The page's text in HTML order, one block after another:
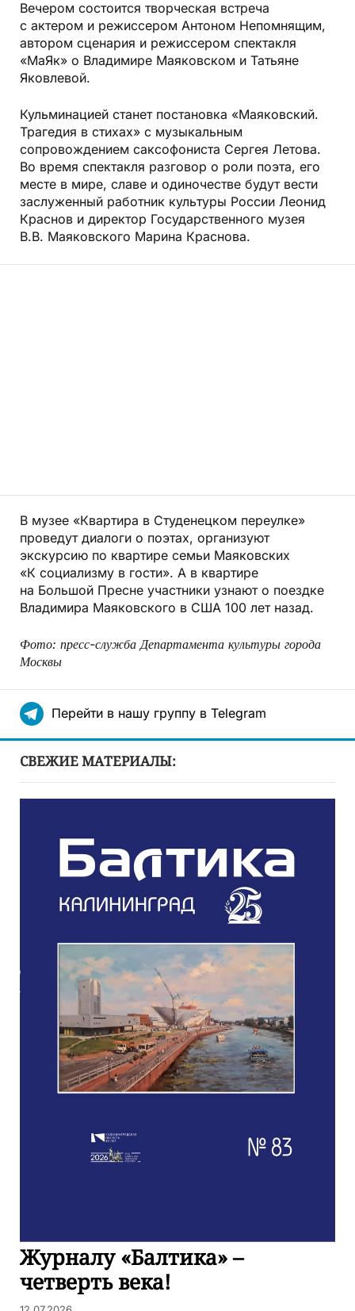
Вечером состоится творческая встреча
с актером и режиссером Антоном Непомнящим,
автором сценария и режиссером спектакля
«МаЯк» о Владимире Маяковском и Татьяне
Яковлевой.
Кульминацией станет постановка «Маяковский.
Трагедия в стихах» с музыкальным
сопровождением саксофониста Сергея Летова.
Во время спектакля разговор о роли поэта, его
месте в мире, славе и одиночестве будут вести
заслуженный работник культуры России Леонид
Краснов и директор Государственного музея
В.В. Маяковского Марина Краснова.
В музее «Квартира в Студенецком переулке»
проведут диалоги о поэтах, организуют
экскурсию по квартире семьи Маяковских
«К социализму в гости». А в квартире
на Большой Пресне участники узнают о поездке
Владимира Маяковского в США 100 лет назад.
Фото: пресс-служба Департамента культуры города
Москвы
Перейти в нашу группу в Telegram
СВЕЖИЕ МАТЕРИАЛЫ:
Журналу «Балтика» –
четверть века!